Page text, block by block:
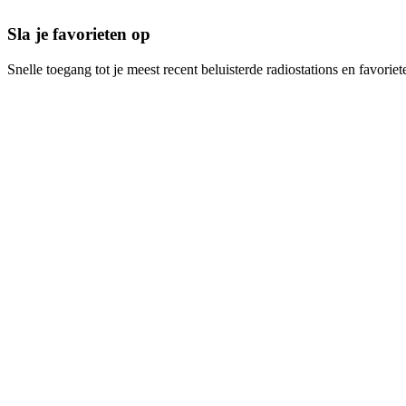
Sla je favorieten op
Snelle toegang tot je meest recent beluisterde radiostations en